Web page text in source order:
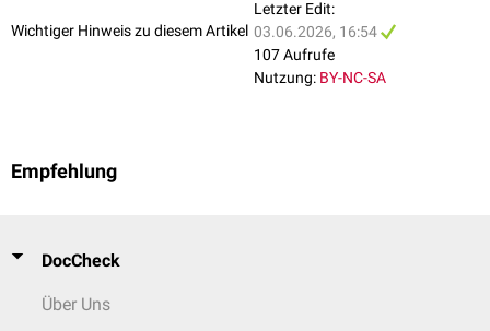
Wichtiger Hinweis zu diesem Artikel
Letzter Edit:
03.06.2026, 16:54
107 Aufrufe
Nutzung: BY-NC-SA
Empfehlung
DocCheck
Über Uns